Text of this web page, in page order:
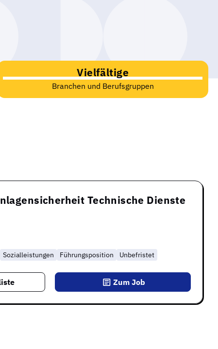
Vielfältige
Branchen und Berufsgruppen
Technische Dienste
Sozialleistungen Führungsposition
Unbefristet
Zum Job